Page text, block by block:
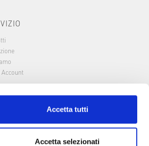
Accetta tutti
Accetta selezionati